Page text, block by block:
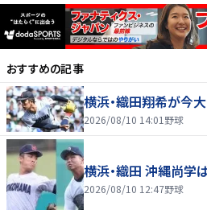
おすすめの記事
横浜・織田翔希が今
2026/08/10 14:01 野球
横浜・織田 沖縄尚学
2026/08/10 12:47野球